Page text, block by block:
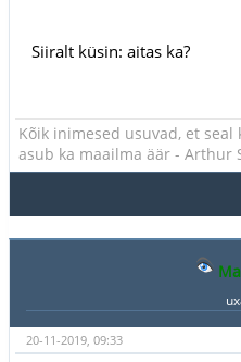
Siiralt küsin: aitas ka?
Kõik inimesed usuvad, et
asub ka maailma äär - Arthur
20-11-2019, 09:33